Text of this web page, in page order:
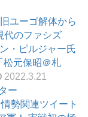
ユーゴ解体から
代のファシズ
・ピルジャー氏
松元保昭＠札
2022.3.21
ー
勢関連ツイート